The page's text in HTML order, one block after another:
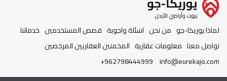
لماذا يوريكا-جو من نحن اسئلة واجوبة قصص المستخدمين خدماتنا
تواصل معنا معلومات عقارية المخمنين العقاريين المرخصين
info@eurekajo.com
+962798444999